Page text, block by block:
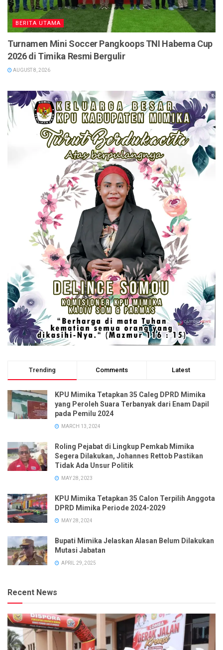
BERITA UTAMA
Turnamen Mini Soccer Pangkoops TNI Habema Cup
2026 di Timika Resmi Bergulir
AUGUST 8, 2026
Trending Comments Latest
KPU Mimika Tetapkan 35 Caleg DPRD Mimika
yang Peroleh Suara Terbanyak dari Enam Dapil
pada Pemilu 2024
MARCH 13, 2024
Roling Pejabat di Lingkup Pemkab Mimika
Segera Dilakukan, Johannes Rettob Pastikan
Tidak Ada Unsur Politik
MAY 28, 2023
KPU Mimika Tetapkan 35 Calon Terpilih Anggota
DPRD Mimika Periode 2024-2029
MAY 28, 2024
Bupati Mimika Jelaskan Alasan Belum Dilakukan
Mutasi Jabatan
APRIL 29, 2025
Recent News